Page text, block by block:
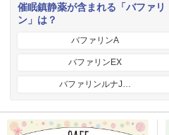
催眠鎮静薬が含まれる「バファリ
ン」は？
バファリンA
バファリンEX
バファリンルナJ…